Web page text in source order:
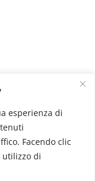
esperienza di
Facendo clic
utilizzo di